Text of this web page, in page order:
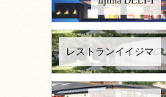
レストランイイジマ